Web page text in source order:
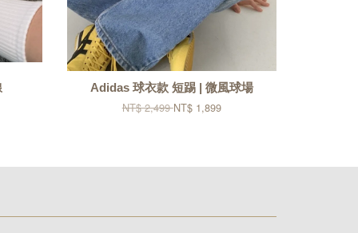
Adidas 球衣款 短踢 | 微風球場
NT$ 2,499NT$ 1,899